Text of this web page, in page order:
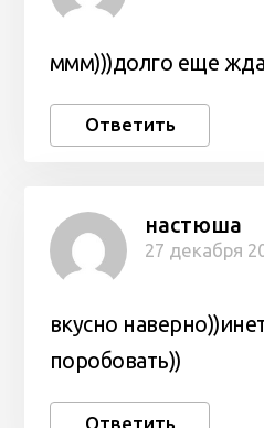
ммм)))долго еще
Ответить
настюша
27 декабря
вкусно
поробовать))
Ответить